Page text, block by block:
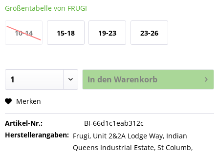
MULTIPACK
Größentabelle von FRUGI
10-14 15-18 19-23 23-26
In den Warenkorb
Merken
Artikel-Nr.:
BI-66d1c1eab312c
Herstellerangaben: Frugi, Unit 2&2A Lodge Way, Indian
Queens Industrial Estate, St Columb,